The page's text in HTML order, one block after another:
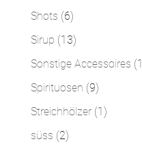
Shots 66
Produkte
Sirup 1313
Produkte
Sonstige Accessoires 1
Spirituosen 99
Produkte
Streichhölzer 11
süss 22